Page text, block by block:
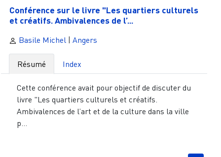
Conférence sur le livre "Les quartiers culturels
et créatifs. Ambivalences de l’...
Basile Michel| Angers
Résumé Index
Cette conférence avait pour objectif de discuter du
livre "Les quartiers culturels et créatifs.
Ambivalences de l’art et de la culture dans la ville
p...